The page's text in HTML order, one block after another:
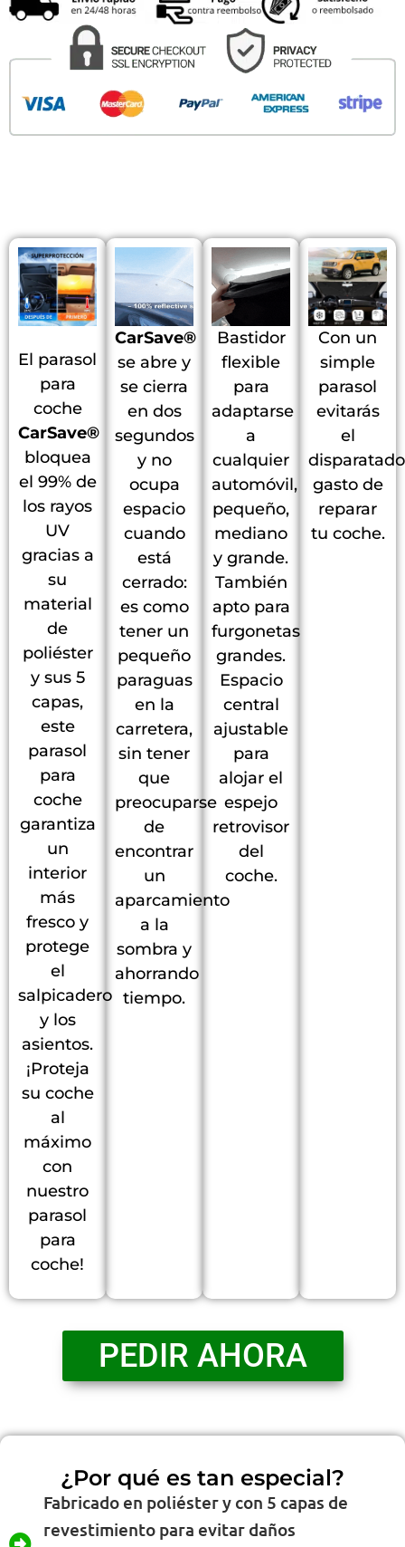
El parasol
para
coche
CarSave®
bloquea
el 99% de
los rayos
UV
gracias a
su
material
de
poliéster
y sus 5
capas,
este
parasol
para
coche
garantiza
un
interior
más
fresco y
protege
el
salpicadero
y los
asientos.
¡Proteja
su coche
al
máximo
con
nuestro
parasol
para
coche!
CarSave®
se abre y
se cierra
en dos
segundos
y no
ocupa
espacio
cuando
está
cerrado:
es como
tener un
pequeño
paraguas
en la
carretera,
sin tener
que
preocuparse
de
encontrar
un
aparcamiento
a la
sombra y
ahorrando
tiempo.
Bastidor
flexible
para
adaptarse
a
cualquier
automóvil,
pequeño,
mediano
y grande.
También
apto para
furgonetas
grandes.
Espacio
central
ajustable
para
alojar el
espejo
retrovisor
del
coche.
Con un
simple
parasol
evitarás
el
disparatado
gasto de
reparar
tu coche.
PEDIR AHORA
¿Por qué es tan especial?
Fabricado en poliéster y con 5 capas de
revestimiento para evitar daños